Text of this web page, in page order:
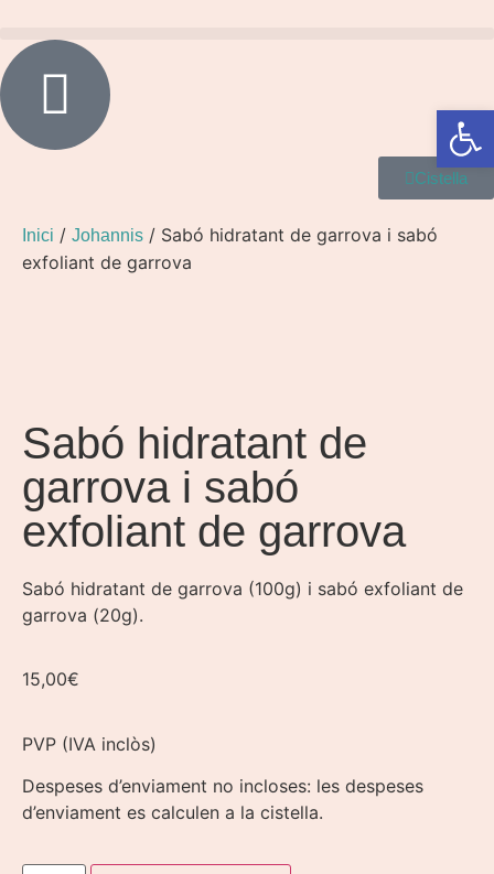
Cistella
Inici / Johannis / Sabó hidratant de garrova i sabó
exfoliant de garrova
Sabó hidratant de
garrova i sabó
exfoliant de garrova
Sabó hidratant de garrova (100g) i sabó exfoliant de
garrova (20g).
15,00€
PVP (IVA inclòs)
Despeses d’enviament no incloses: les despeses
d’enviament es calculen a la cistella.
Obre la